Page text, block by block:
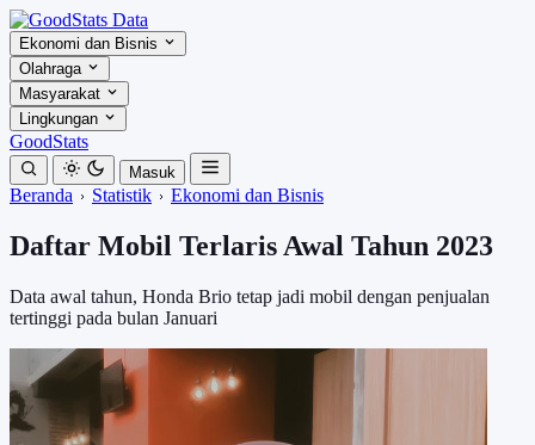
Ekonomi dan Bisnis
Olahraga
Masyarakat
Lingkungan
GoodStats
Masuk
Beranda Statistik Ekonomi dan Bisnis
Daftar Mobil Terlaris Awal Tahun 2023
Data awal tahun, Honda Brio tetap jadi mobil dengan penjualan
tertinggi pada bulan Januari